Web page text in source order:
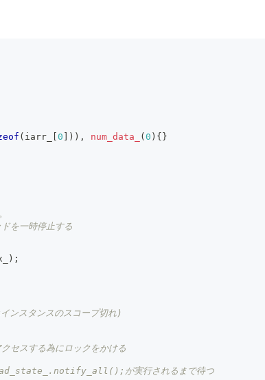
( iarr_ 0 ) ) , num_data_ ( 0 ) { }
一時停止する
) ;
スタンスのスコープ切れ)
スする為にロックをかける
が実行されるまで待つ